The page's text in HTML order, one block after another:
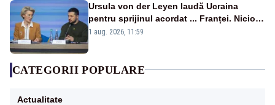
Ursula von der Leyen laudă Ucraina
pentru sprijinul acordat ... Franței. Nicio
reacție privind ajutorul energetic promis
1 aug. 2026, 11:59
CATEGORII POPULARE
Actualitate